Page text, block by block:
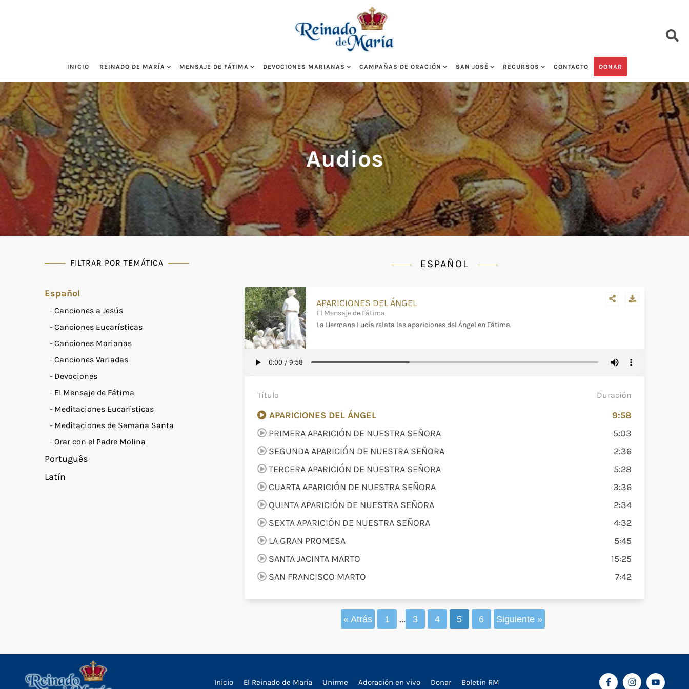
INICIO REINADO DE MARÍA MENSAJE DE FÁTIMA DEVOCIONES MARIANAS CAMPAÑAS DE ORACIÓN SAN JOSÉ RECURSOS CONTACTO DONAR
Audios
FILTRAR POR TEMÁTICA
Español
Canciones a Jesús
Canciones Eucarísticas
Canciones Marianas
Canciones Variadas
Devociones
El Mensaje de Fátima
Meditaciones Eucarísticas
Meditaciones de Semana Santa
Orar con el Padre Molina
Português
Latín
ESPAÑOL
APARICIONES DEL ÁNGEL
El Mensaje de Fátima
La Hermana Lucía relata las apariciones del Ángel en Fátima.
Título Duración
APARICIONES DEL ÁNGEL
9:58
PRIMERA APARICIÓN DE NUESTRA SEÑORA
5:03
SEGUNDA APARICIÓN DE NUESTRA SEÑORA
2:36
TERCERA APARICIÓN DE NUESTRA SEÑORA
5:28
CUARTA APARICIÓN DE NUESTRA SEÑORA
3:36
QUINTA APARICIÓN DE NUESTRA SEÑORA
2:34
SEXTA APARICIÓN DE NUESTRA SEÑORA
4:32
LA GRAN PROMESA
5:45
SANTA JACINTA MARTO
15:25
SAN FRANCISCO MARTO
7:42
« Atrás 1 … 3 4 5 6 Siguiente »
Inicio El Reinado de María Unirme Adoración en vivo Donar Boletín RM